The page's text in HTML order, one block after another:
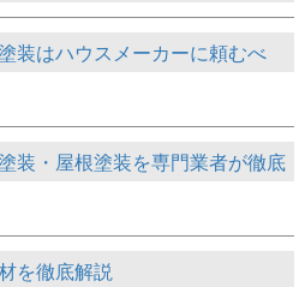
装はハウスメーカーに頼むべ
装・屋根塗装を専門業者が徹底
を徹底解説